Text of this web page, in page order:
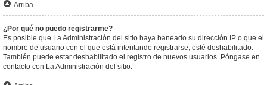
Arriba
¿Por qué no puedo registrarme?
Es posible que La Administración del sitio haya baneado su dirección IP o que el
nombre de usuario con el que está intentando registrarse, esté deshabilitado.
También puede estar deshabilitado el registro de nuevos usuarios. Póngase en
contacto con La Administración del sitio.